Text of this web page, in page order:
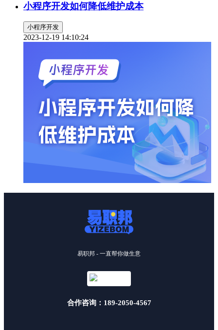
小程序开发如何降低维护成本
小程序开发
2023-12-19 14:10:24
易职邦 - 一直帮你做生意
合作咨询：189-2050-4567